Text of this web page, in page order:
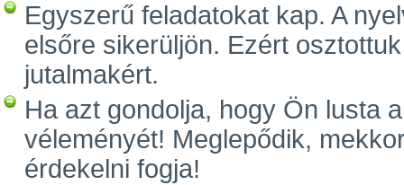
Egyszerű feladatokat kap. A
elsőre sikerüljön. Ezért
jutalmakért.
Ha azt gondolja, hogy Ön lusta
véleményét! Meglepődik,
érdekelni fogja!